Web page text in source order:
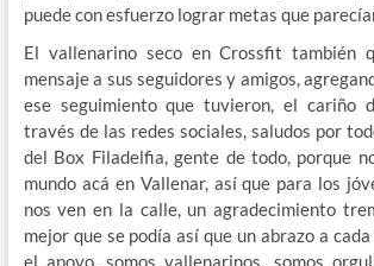
puede con esfuerzo lograr metas que
El vallenarino seco en Crossfit también
mensaje a sus seguidores y amigos,
ese seguimiento que tuvieron, el cariño
través de las redes sociales, saludos por
del Box Filadelfia, gente de todo, porque
mundo acá en Vallenar, así que para los
nos ven en la calle, un agradecimiento
mejor que se podía así que un abrazo a
el apoyo, somos vallenarinos, somos